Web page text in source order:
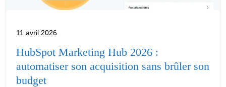
11 avril 2026
HubSpot Marketing Hub 2026 :
automatiser son acquisition sans brûler son
budget